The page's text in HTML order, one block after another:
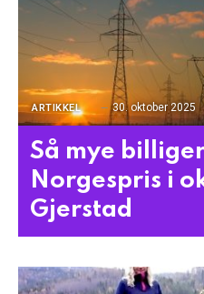
ARTIKKEL 30. oktober 2025
Så mye
Norgespris i
Gjerstad